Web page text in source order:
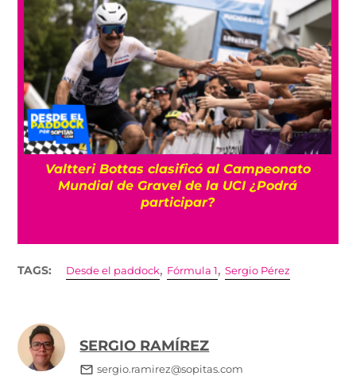
¿Qué necesita Checo para sumar
primeros puntos en Cadillac?
TAGS: Desde el paddock, Fórmula 1,Sergio Pérez
SERGIO RAMÍREZ
sergio.ramirez@sopitas.com